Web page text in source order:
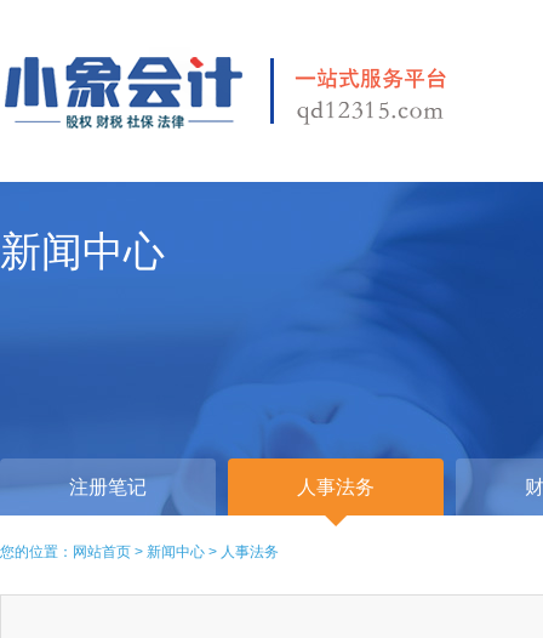
新闻中心
注册笔记 人事法务
您的位置： 网站首页 > 新闻中心 > 人事法务